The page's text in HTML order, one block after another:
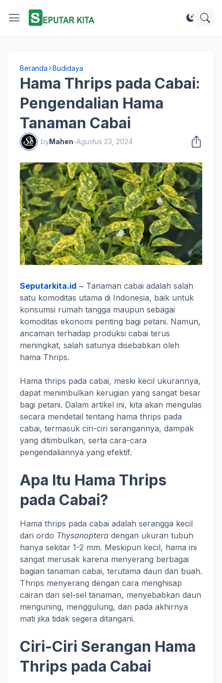
Beranda Budidaya
Hama Thrips pada Cabai:
Pengendalian Hama
Tanaman Cabai
byMahen-Agustus 23, 2024
Seputarkita.id ~ Tanaman cabai adalah salah
satu komoditas utama di Indonesia, baik untuk
konsumsi rumah tangga maupun sebagai
komoditas ekonomi penting bagi petani. Namun,
ancaman terhadap produksi cabai terus
meningkat, salah satunya disebabkan oleh
hama Thrips.
Hama thrips pada cabai, meski kecil ukurannya,
dapat menimbulkan kerugian yang sangat besar
bagi petani. Dalam artikel ini, kita akan mengulas
secara mendetail tentang hama thrips pada
cabai, termasuk ciri-ciri serangannya, dampak
yang ditimbulkan, serta cara-cara
pengendaliannya yang efektif.
Apa Itu Hama Thrips
pada Cabai?
Hama thrips pada cabai adalah serangga kecil
dari ordo Thysanoptera dengan ukuran tubuh
hanya sekitar 1-2 mm. Meskipun kecil, hama ini
sangat merusak karena menyerang berbagai
bagian tanaman cabai, terutama daun dan buah.
Thrips menyerang dengan cara menghisap
cairan dari sel-sel tanaman, menyebabkan daun
menguning, menggulung, dan pada akhirnya
mati jika tidak segera ditangani.
Ciri-Ciri Serangan Hama
Thrips pada Cabai